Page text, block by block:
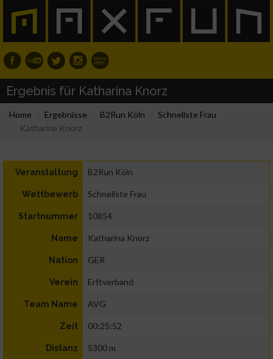
Ergebnis für Katharina Knorz
Home Ergebnisse B2Run Köln
Schnellste Frau
Katharina Knorz
Veranstaltung B2Run Köln
Wettbewerb Schnellste Frau
Startnummer 10854
Name Katharina Knorz
Nation GER
Verein Erftverband
Team Name AVG
Zeit 00:25:52
Distanz 5300 m